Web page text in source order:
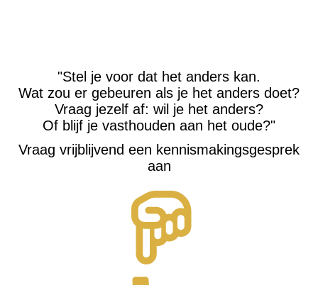
"Stel je voor dat het anders kan.
Wat zou er gebeuren als je het anders doet?
Vraag jezelf af: wil je het anders?
Of blijf je vasthouden aan het oude?"
Vraag vrijblijvend een kennismakingsgesprek
aan